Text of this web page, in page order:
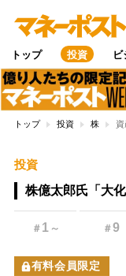
トップ 投資 ビ
トップ 投資 株
投資
株億太郎氏「大
＃ 1 ～ ＃9
有料会員限定